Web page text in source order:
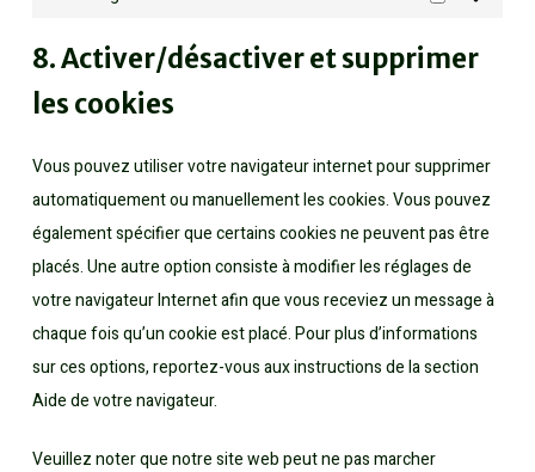
Marketing
8. Activer/désactiver et supprimer
les cookies
Vous pouvez utiliser votre navigateur internet pour supprimer
automatiquement ou manuellement les cookies. Vous pouvez
également spécifier que certains cookies ne peuvent pas être
placés. Une autre option consiste à modifier les réglages de
votre navigateur Internet afin que vous receviez un message à
chaque fois qu’un cookie est placé. Pour plus d’informations
sur ces options, reportez-vous aux instructions de la section
Aide de votre navigateur.
Veuillez noter que notre site web peut ne pas marcher